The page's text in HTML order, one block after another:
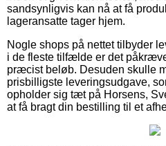
sandsynligvis kan nå at få
lageransatte tager hjem.
Nogle shops på nettet tilbyder
i de fleste tilfælde er det
præcist beløb. Desuden skulle
prisbilligste leveringsudgave,
opholder sig tæt på Horsens,
at få bragt din bestilling til et